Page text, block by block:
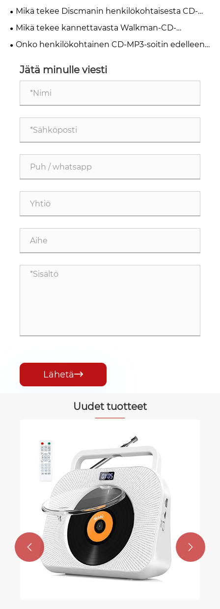
ystävien paras valinta vuonna 2026?
Mikä tekee Discmanin henkilökohtaisesta CD-
soittimesta välttämättömän musiikin ystäville
Mikä tekee kannettavasta Walkman-CD-
soittimesta parhaan vaihtoehdon musiikin
Onko henkilökohtainen CD-MP3-soitin edelleen
Jätä minulle viesti
Lähetä
Uudet tuotteet
Kpop Boombox CD-soitin
Katso lisää >>
 